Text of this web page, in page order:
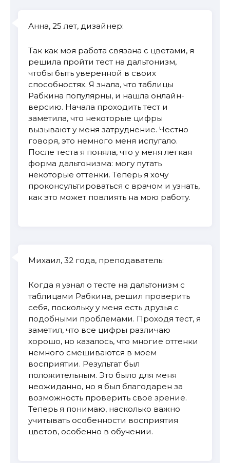
Анна, 25 лет, дизайнер:
Так как моя работа связана с цветами, я
решила пройти тест на дальтонизм,
чтобы быть уверенной в своих
способностях. Я знала, что таблицы
Рабкина популярны, и нашла онлайн-
версию. Начала проходить тест и
заметила, что некоторые цифры
вызывают у меня затруднение. Честно
говоря, это немного меня испугало.
После теста я поняла, что у меня легкая
форма дальтонизма: могу путать
некоторые оттенки. Теперь я хочу
проконсультироваться с врачом и узнать,
как это может повлиять на мою работу.
Михаил, 32 года, преподаватель:
Когда я узнал о тесте на дальтонизм с
таблицами Рабкина, решил проверить
себя, поскольку у меня есть друзья с
подобными проблемами. Проходя тест, я
заметил, что все цифры различаю
хорошо, но казалось, что многие оттенки
немного смешиваются в моем
восприятии. Результат был
положительным. Это было для меня
неожиданно, но я был благодарен за
возможность проверить своё зрение.
Теперь я понимаю, насколько важно
учитывать особенности восприятия
цветов, особенно в обучении.